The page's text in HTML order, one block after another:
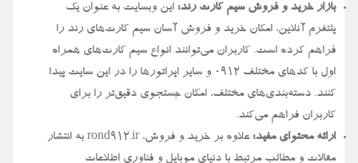
بازار خرید و فروش سیم کارت رند: این وبسایت به عنوان یک
پلتفرم آنلاین، امکان خرید و فروش آسان سیم کارت‌های رند را
فراهم کرده است. کاربران می‌توانند انواع سیم کارت‌های همراه
اول با کدهای مختلف ۰۹۱۲ و سایر اپراتورها را در این سایت پیدا
کنند. دسته‌بندی‌های مختلف، امکان جستجوی دقیق‌تر را برای
کاربران فراهم می‌کند.
ارائه محتوای مفید:
علاوه بر خرید و فروش، rond912.ir به انتشار
مقالات و مطالب مرتبط با دنیای موبایل و فناوری اطلاعات